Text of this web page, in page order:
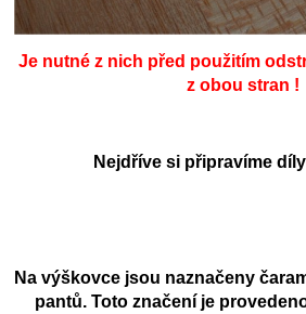
Je nutné z nich před použitím
z obou stran !
Nejdříve si připravíme
Na výškovce jsou naznačeny
pantů. Toto značení je